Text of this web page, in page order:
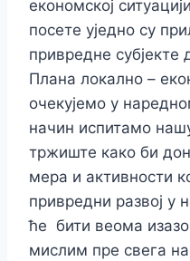
економској
посете уједно су
привредне
Плана локално –
очекујемо у
начин испитамо
тржиште како би
мера и активности
привредни развој у
ће бити веома
мислим пре свега на